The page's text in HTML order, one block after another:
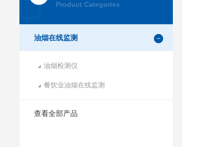
Product Categories
油烟在线监测
油烟检测仪
餐饮业油烟在线监测
查看全部产品